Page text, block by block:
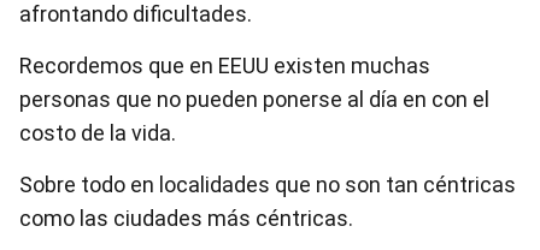
afrontando dificultades.
Recordemos que en EEUU existen muchas
personas que no pueden ponerse al día en con el
costo de la vida.
Sobre todo en localidades que no son tan céntricas
como las ciudades más céntricas.